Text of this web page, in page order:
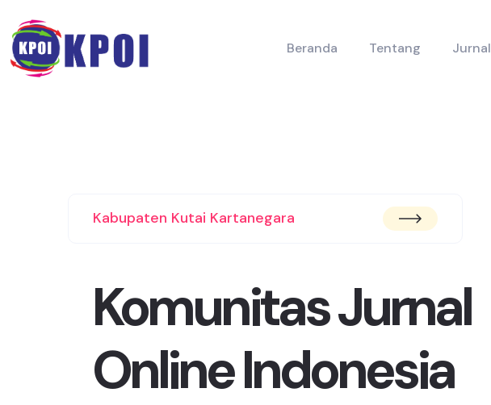
Beranda Tentang Jurnal
Kabupaten Kutai Kartanegara
Komunitas Jurnal
Online Indonesia